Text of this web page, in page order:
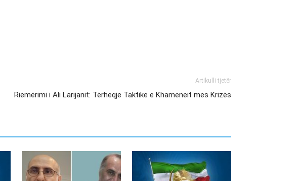
Artikulli tjetër
Riemërimi i Ali Larijanit: Tërheqje Taktike e Khameneit mes Krizës